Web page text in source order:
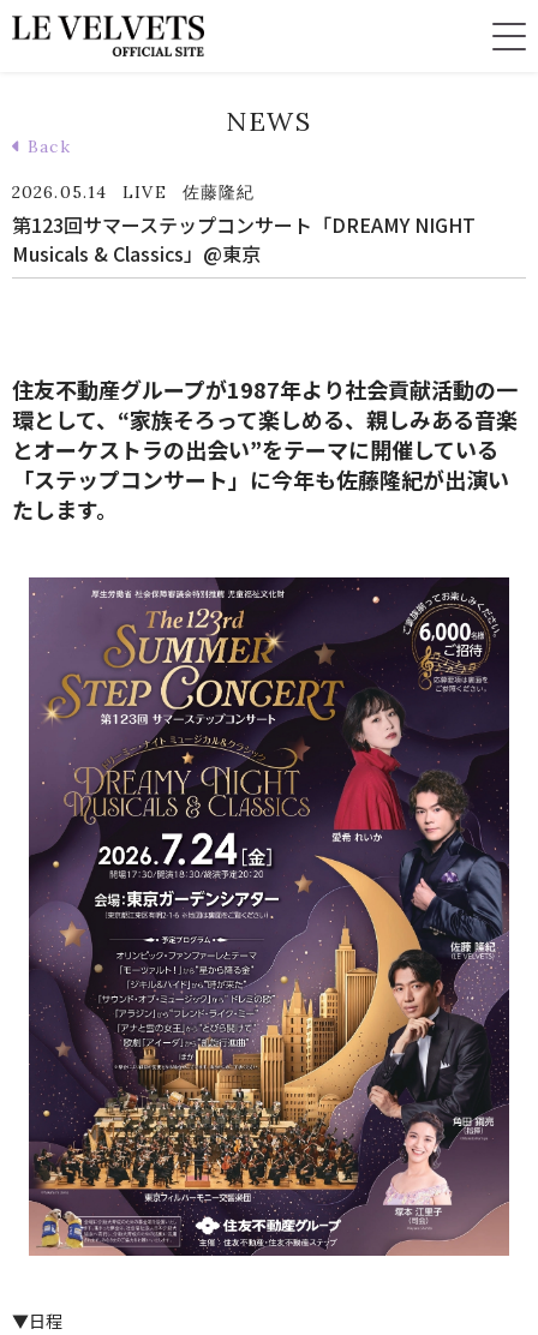
NEWS
Back
2026.05.14 LIVE 佐藤隆紀
第123回サマーステップコンサート「DREAMY NIGHT
Musicals & Classics」@東京
住友不動産グループが1987年より社会貢献活動の一
環として、“家族そろって楽しめる、親しみある音楽
とオーケストラの出会い”をテーマに開催している
「ステップコンサート」に今年も佐藤隆紀が出演い
たします。
▼日程